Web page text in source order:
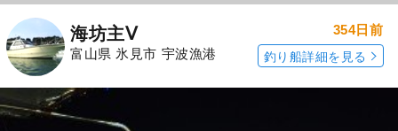
海坊主Ⅴ
富山県 氷見市 宇波漁港
354日前
釣り船詳細を見る